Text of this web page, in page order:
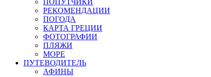
ПОПУТЧИКИ
РЕКОМЕНДАЦИИ
ПОГОДА
КАРТА ГРЕЦИИ
ФОТОГРАФИИ
ПЛЯЖИ
МОРЕ
ПУТЕВОДИТЕЛЬ
АФИНЫ